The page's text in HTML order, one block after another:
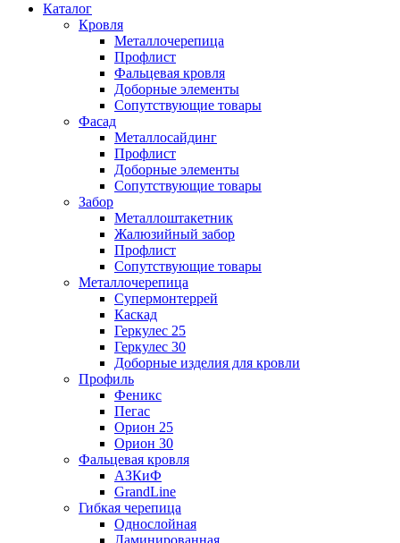
Каталог
Кровля
Металлочерепица
Профлист
Фальцевая кровля
Доборные элементы
Сопутствующие товары
Фасад
Металлосайдинг
Профлист
Доборные элементы
Сопутствующие товары
Забор
Металлоштакетник
Жалюзийный забор
Профлист
Сопутствующие товары
Металлочерепица
Супермонтеррей
Каскад
Геркулес 25
Геркулес 30
Доборные изделия для кровли
Профиль
Феникс
Пегас
Орион 25
Орион 30
Фальцевая кровля
АЗКиФ
GrandLine
Гибкая черепица
Однослойная
Ламинированная